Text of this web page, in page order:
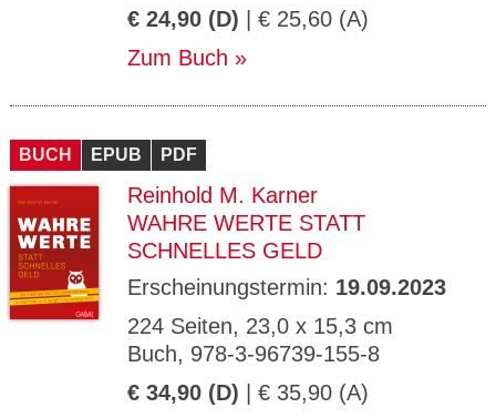
€ 24,90 (D) | € 25,60 (A)
Zum Buch
BUCH EPUB PDF
Reinhold M. Karner
WAHRE WERTE STATT
SCHNELLES GELD
Erscheinungstermin: 19.09.2023
224 Seiten, 23,0 x 15,3 cm
Buch, 978-3-96739-155-8
€ 34,90 (D) | € 35,90 (A)